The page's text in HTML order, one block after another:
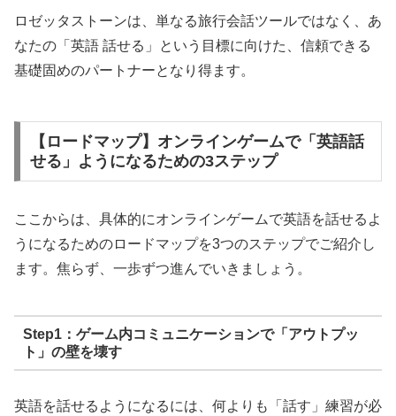
ロゼッタストーンは、単なる旅行会話ツールではなく、あ
なたの「英語 話せる」という目標に向けた、信頼できる
基礎固めのパートナーとなり得ます。
【ロードマップ】オンラインゲームで「英語話
せる」ようになるための3ステップ
ここからは、具体的にオンラインゲームで英語を話せるよ
うになるためのロードマップを3つのステップでご紹介し
ます。焦らず、一歩ずつ進んでいきましょう。
Step1：ゲーム内コミュニケーションで「アウトプッ
ト」の壁を壊す
英語を話せるようになるには、何よりも「話す」練習が必